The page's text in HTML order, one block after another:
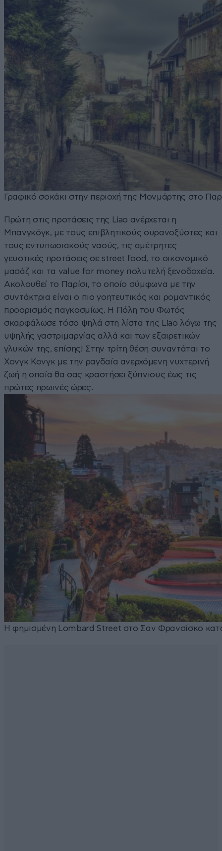
Γραφικό σοκάκι στην περιοχή της Μονμάρτης στο
Πρώτη στις προτάσεις της Liao ανέρχεται η
Μπανγκόγκ, με τους επιβλητικούς ουρανοξύστες και
τους εντυπωσιακούς ναούς, τις αμέτρητες
γευστικές προτάσεις σε street food, το οικονομικό
μασάζ και τα value for money πολυτελή ξενοδοχεία.
Ακολουθεί το Παρίσι, το οποίο σύμφωνα με την
συντάκτρια είναι ο πιο γοητευτικός και ρομαντικός
προορισμός παγκοσμίως. Η Πόλη του Φωτός
σκαρφάλωσε τόσο ψηλά στη λίστα της Liao λόγω της
υψηλής γαστριμαργίας αλλά και των εξαιρετικών
γλυκών της, επίσης! Στην τρίτη θέση συναντάται το
Χονγκ Κονγκ με την ραγδαία ανερχόμενη νυχτερινή
ζωή η οποία θα σας κραστήσει ξύπνιους έως τις
πρώτες πρωινές ώρες.
Η φημισμένη Lombard Street στο Σαν Φρανσίσκο